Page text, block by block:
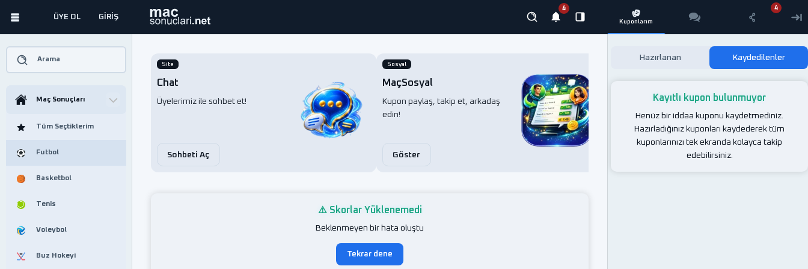
ÜYE OL GİRİŞ
Arama
Maç Sonuçları
Tüm Seçtiklerim
Futbol
Basketbol
Tenis
Voleybol
Buz Hokeyi
Site
Chat
Üyelerimiz ile sohbet et!
Sohbeti Aç
Sosyal
MaçSosyal
Kupon paylaş, takip et, arkadaş
edin!
Göster
Uygulamayı yükleyin!
⚠️ Skorlar Yüklenemedi
Beklenmeyen bir hata oluştu
Tekrar dene
Hazırlanan Kaydedilenler
Kayıtlı kupon bulunmuyor
Henüz bir iddaa kuponu kaydetmediniz.
Hazırladığınız kuponları kaydederek tüm
kuponlarınızı tek ekranda kolayca takip
edebilirsiniz.